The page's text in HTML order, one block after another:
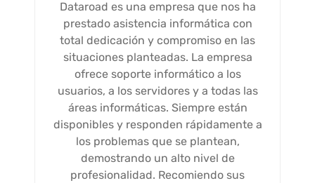
Dataroad es una empresa que nos ha
prestado asistencia informática con
total dedicación y compromiso en las
situaciones planteadas. La empresa
ofrece soporte informático a los
usuarios, a los servidores y a todas las
áreas informáticas. Siempre están
disponibles y responden rápidamente a
los problemas que se plantean,
demostrando un alto nivel de
profesionalidad. Recomiendo sus